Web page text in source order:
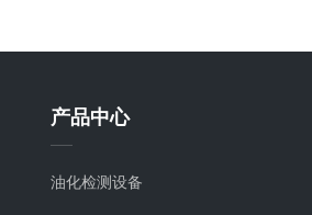
产品中心
油化检测设备